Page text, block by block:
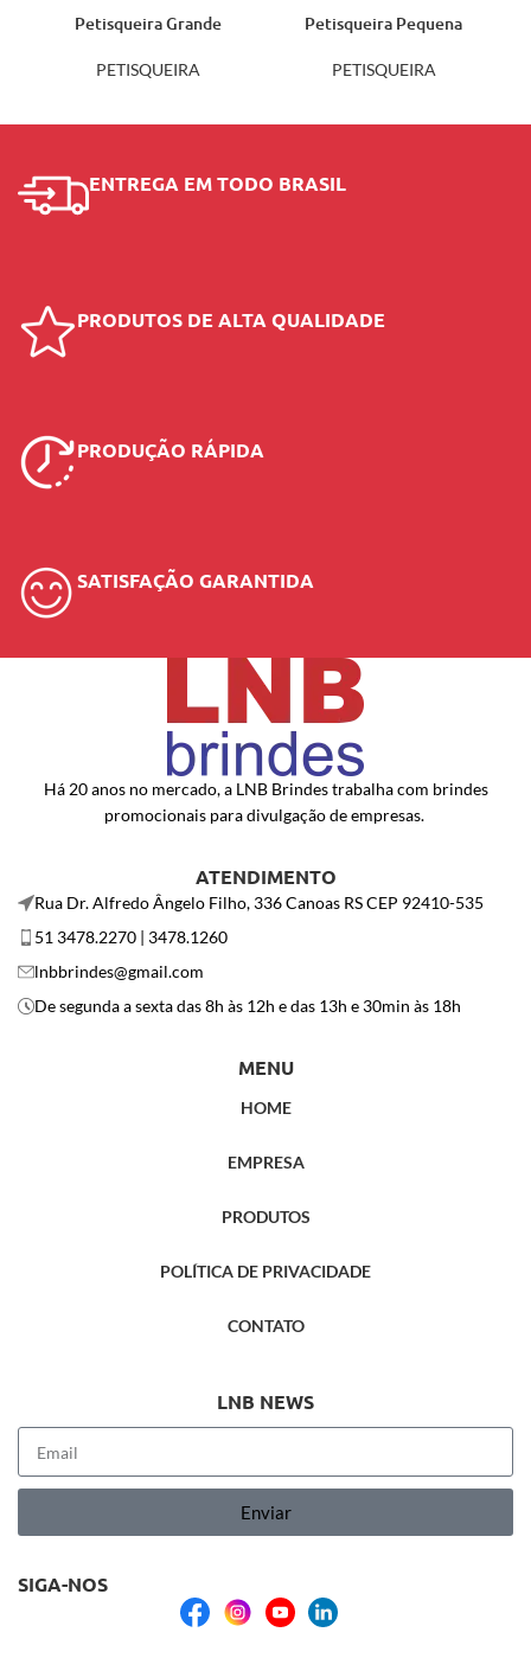
Petisqueira Grande
PETISQUEIRA
Petisqueira Pequena
PETISQUEIRA
ENTREGA EM TODO BRASIL
PRODUTOS DE ALTA QUALIDADE
PRODUÇÃO RÁPIDA
SATISFAÇÃO GARANTIDA
Há 20 anos no mercado, a LNB Brindes trabalha com brindes
promocionais para divulgação de empresas.
ATENDIMENTO
Rua Dr. Alfredo Ângelo Filho, 336 Canoas RS CEP 92410-535
51 3478.2270 | 3478.1260
lnbbrindes@gmail.com
De segunda a sexta das 8h às 12h e das 13h e 30min às 18h
MENU
HOME
EMPRESA
PRODUTOS
POLÍTICA DE PRIVACIDADE
CONTATO
LNB NEWS
Enviar
SIGA-NOS